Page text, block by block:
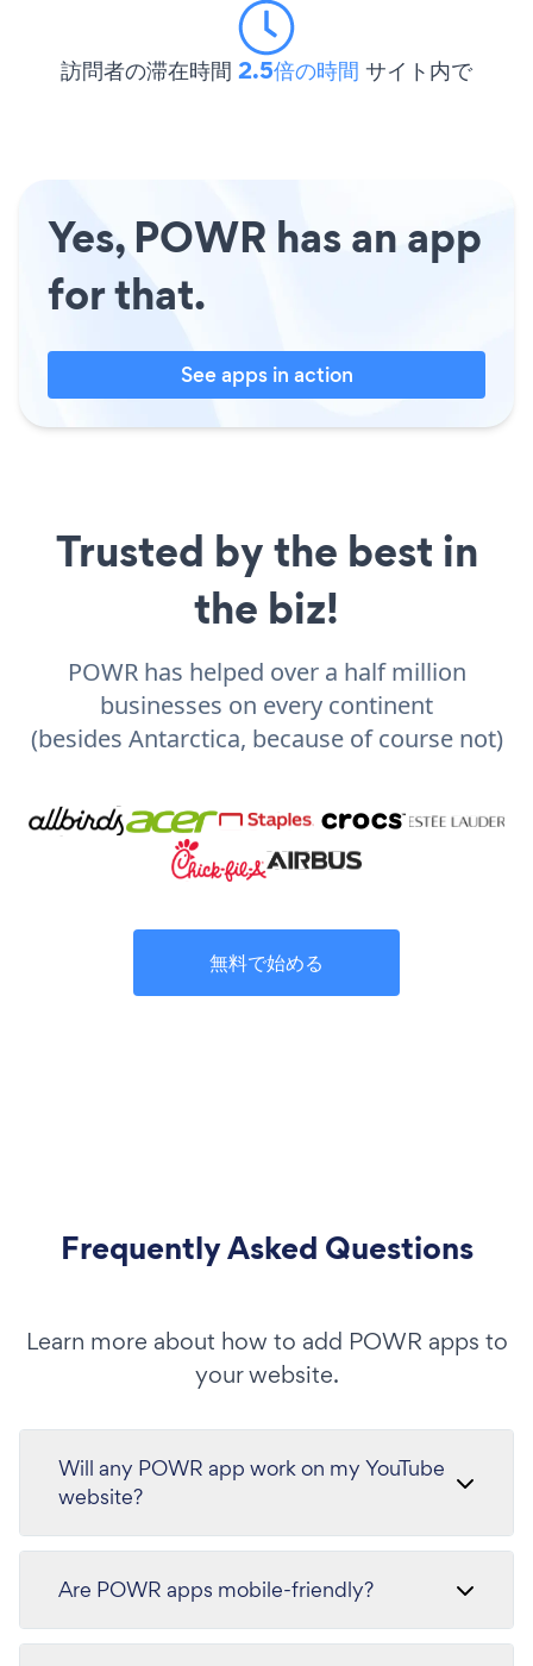
訪問者の滞在時間 2.5倍の時間 サイト内で
Yes, POWR has an app
for that.
See apps in action
Trusted by the best in
the biz!
POWR has helped over a half million
businesses on every continent
(besides Antarctica, because of course not)
無料で始める
Frequently Asked Questions
Learn more about how to add POWR apps to
your website.
Will any POWR app work on my YouTube
website?
Are POWR apps mobile-friendly?